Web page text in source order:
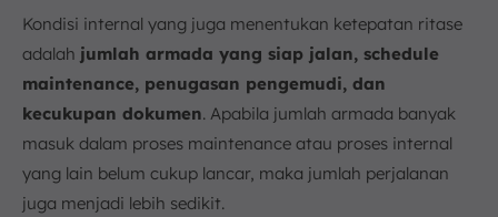
Kondisi internal yang juga menentukan ketepatan ritase
adalah jumlah armada yang siap jalan, schedule
maintenance, penugasan pengemudi, dan
kecukupan dokumen. Apabila jumlah armada banyak
masuk dalam proses maintenance atau proses internal
yang lain belum cukup lancar, maka jumlah perjalanan
juga menjadi lebih sedikit.